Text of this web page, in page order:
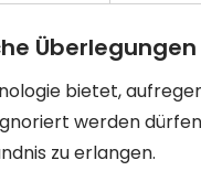
Überlegungen
bietet,
werden
zu erlangen.